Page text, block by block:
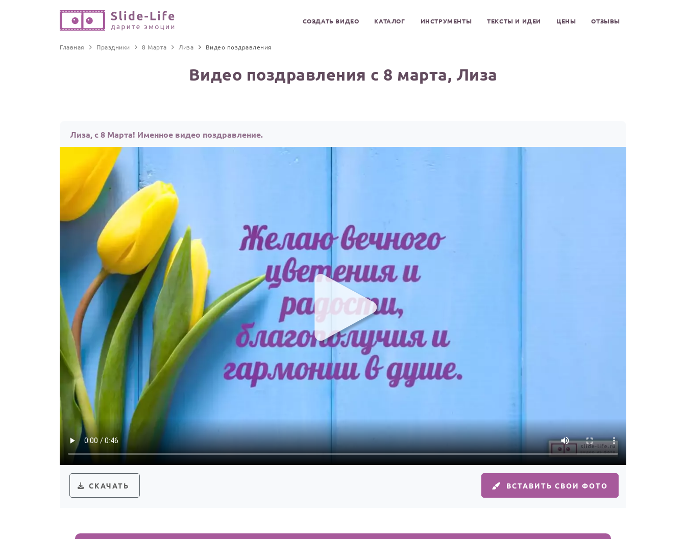
СОЗДАТЬ ВИДЕО КАТАЛОГ ИНСТРУМЕНТЫ ТЕКСТЫ И ИДЕИ ЦЕНЫ ОТЗЫВЫ
Главная Праздники 8 Марта Лиза Видео поздравления
Видео поздравления с 8 марта, Лиза
Лиза, с 8 Марта! Именное видео поздравление.
СКАЧАТЬ ВСТАВИТЬ СВОИ ФОТО